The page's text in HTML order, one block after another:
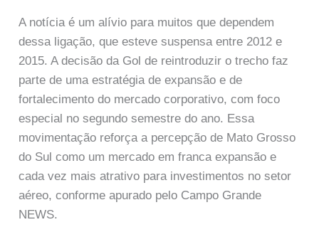
A notícia é um alívio para muitos que dependem
dessa ligação, que esteve suspensa entre 2012 e
2015. A decisão da Gol de reintroduzir o trecho faz
parte de uma estratégia de expansão e de
fortalecimento do mercado corporativo, com foco
especial no segundo semestre do ano. Essa
movimentação reforça a percepção de Mato Grosso
do Sul como um mercado em franca expansão e
cada vez mais atrativo para investimentos no setor
aéreo, conforme apurado pelo Campo Grande
NEWS.